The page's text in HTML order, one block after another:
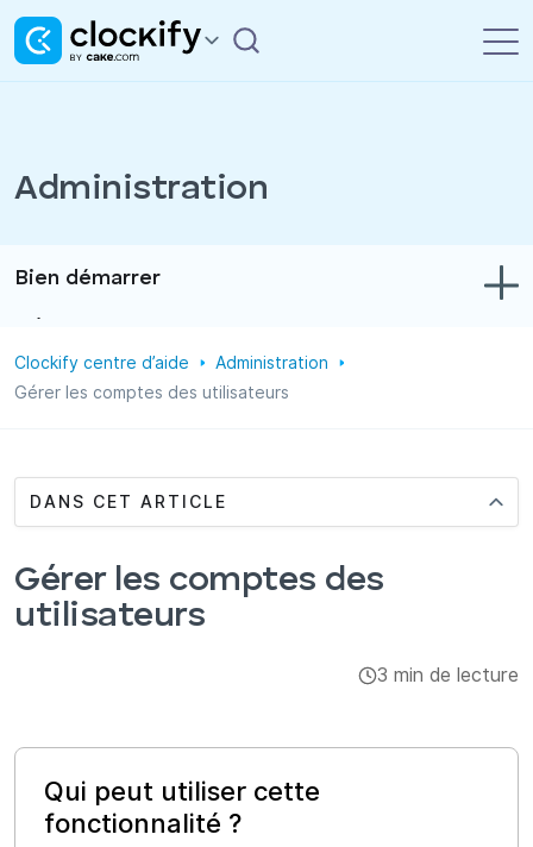
Administration
Intégrations et modules complémentaires
Bien démarrer
Suivi du temps et des dépenses
Projets
Administration
Applis
Clockify centre d’aide
Administration
Gérer les comptes des utilisateurs
DANS CET ARTICLE
Gérer les comptes des
utilisateurs
3 min de lecture
Qui peut utiliser cette
fonctionnalité ?